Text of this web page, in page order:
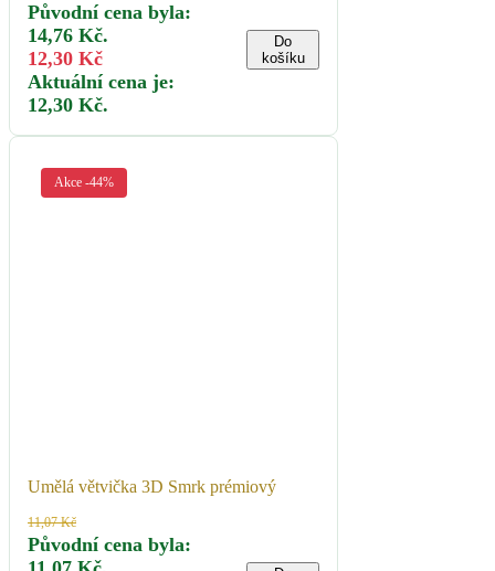
Původní cena byla:
14,76 Kč.
12,30 Kč
Aktuální cena je:
12,30 Kč.
Do
košíku
Akce -44%
Umělá větvička 3D Smrk prémiový
11,07Kč
Původní cena byla: